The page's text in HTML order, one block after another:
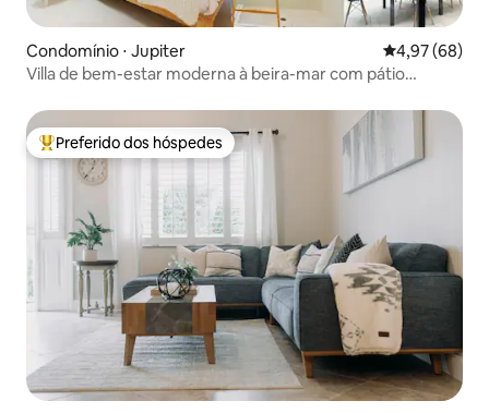
Condomínio ⋅ Jupiter 4,97 de uma
4,97 (68)
Villa de bem-estar moderna à beira-mar com pátio
Entre os melhores preferidos dos hóspedes
Preferido dos hóspedes